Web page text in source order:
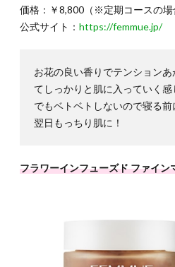
価格：￥8,800（※定期コースの場
公式サイト： https://femmue.jp/
お花の良い香りでテンションあ
てしっかりと肌に入っていく感
でもベトベトしないので寝る
翌日もっちり肌に！
フラワーインフューズド ファイン